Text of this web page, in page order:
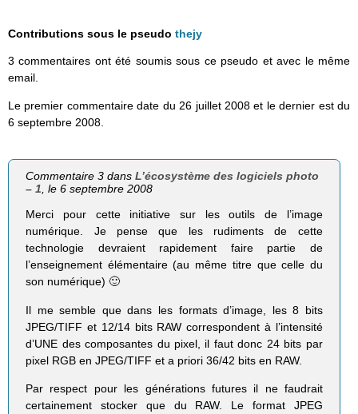
Contributions sous le pseudo thejy
3 commentaires ont été soumis sous ce pseudo et avec le même
email.
Le premier commentaire date du 26 juillet 2008 et le dernier est du
6 septembre 2008.
Commentaire 3 dansL’écosystème des logiciels photo
– 1, le 6 septembre 2008
Merci pour cette initiative sur les outils de l’image
numérique. Je pense que les rudiments de cette
technologie devraient rapidement faire partie de
l’enseignement élémentaire (au même titre que celle du
son numérique) 🙂
Il me semble que dans les formats d’image, les 8 bits
JPEG/TIFF et 12/14 bits RAW correspondent à l’intensité
d’UNE des composantes du pixel, il faut donc 24 bits par
pixel RGB en JPEG/TIFF et a priori 36/42 bits en RAW.
Par respect pour les générations futures il ne faudrait
certainement stocker que du RAW. Le format JPEG